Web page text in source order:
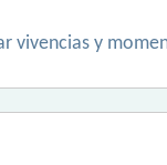
vivencias y